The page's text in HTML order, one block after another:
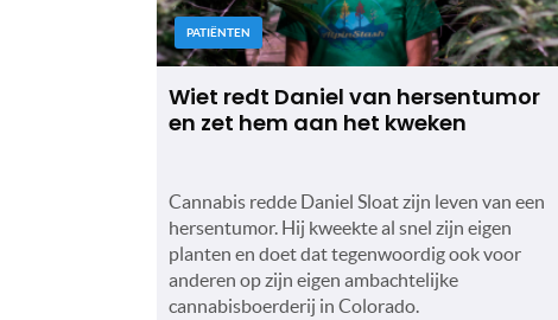
PATIËNTEN
Wiet redt Daniel van hersentumor
en zet hem aan het kweken
Cannabis redde Daniel Sloat zijn leven van een
hersentumor. Hij kweekte al snel zijn eigen
planten en doet dat tegenwoordig ook voor
anderen op zijn eigen ambachtelijke
cannabisboerderij in Colorado.